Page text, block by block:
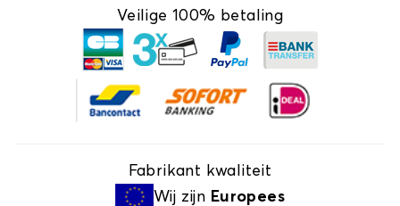
Veilige 100% betaling
Fabrikant kwaliteit
Wij zijn Europees